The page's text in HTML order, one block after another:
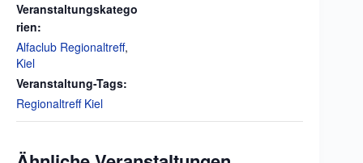
Veranstaltungskatego
rien:
Alfaclub Regionaltreff,
Kiel
Veranstaltung-Tags:
Regionaltreff Kiel